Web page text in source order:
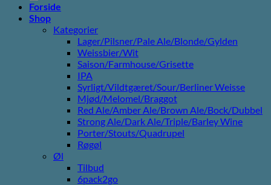
Forside
Shop
Kategorier
Lager/Pilsner/Pale Ale/Blonde/Gylden
Weissbier/Wit
Saison/Farmhouse/Grisette
IPA
Syrligt/Vildtgæret/Sour/Berliner Weisse
Mjød/Melomel/Braggot
Red Ale/Amber Ale/Brown Ale/Bock/Dubbel
Strong Ale/Dark Ale/Triple/Barley Wine
Porter/Stouts/Quadrupel
Røgøl
Øl
Tilbud
6pack2go